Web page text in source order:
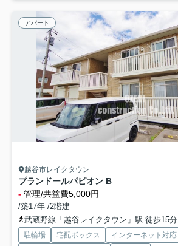
アパート
越谷市レイクタウン
プランドールパピオン B
- 管理/共益費5,000円
/築17年 /2階建
武蔵野線「越谷レイクタウン」駅 徒歩15分
駐輪場 宅配ボックス インターネット対応